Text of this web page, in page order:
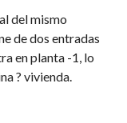
del mismo
de dos entradas
en planta -1, lo
? vivienda.